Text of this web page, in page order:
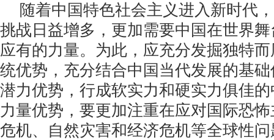
随着中国特色社会主义进入新时代
挑战日益增多，更加需要中国在世界
应有的力量。为此，应充分发掘独特
统优势，充分结合中国当代发展的基
潜力优势，行成软实力和硬实力俱佳
力量优势，要更加注重在应对国际恐
危机、自然灾害和经济危机等全球性